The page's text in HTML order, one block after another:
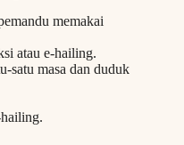
memakai
atau e-hailing.
satu masa dan duduk